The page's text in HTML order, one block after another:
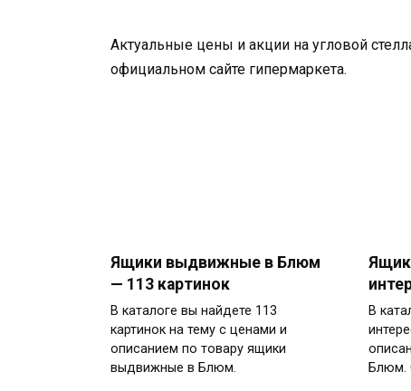
Актуальные цены и акции на угловой
официальном сайте гипермаркета.
Ящики выдвижные в Блюм
— 113 картинок
В каталоге вы найдете 113
картинок на тему с ценами и
описанием по товару ящики
выдвижные в Блюм.
В
Блюм.